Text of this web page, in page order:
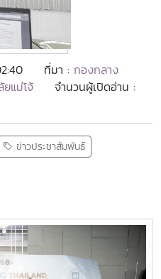
ที่มา : กองกลาง
แม่โจ้
จำนวนผู้เปิดอ่าน :
ข่าวประชาสัมพันธ์